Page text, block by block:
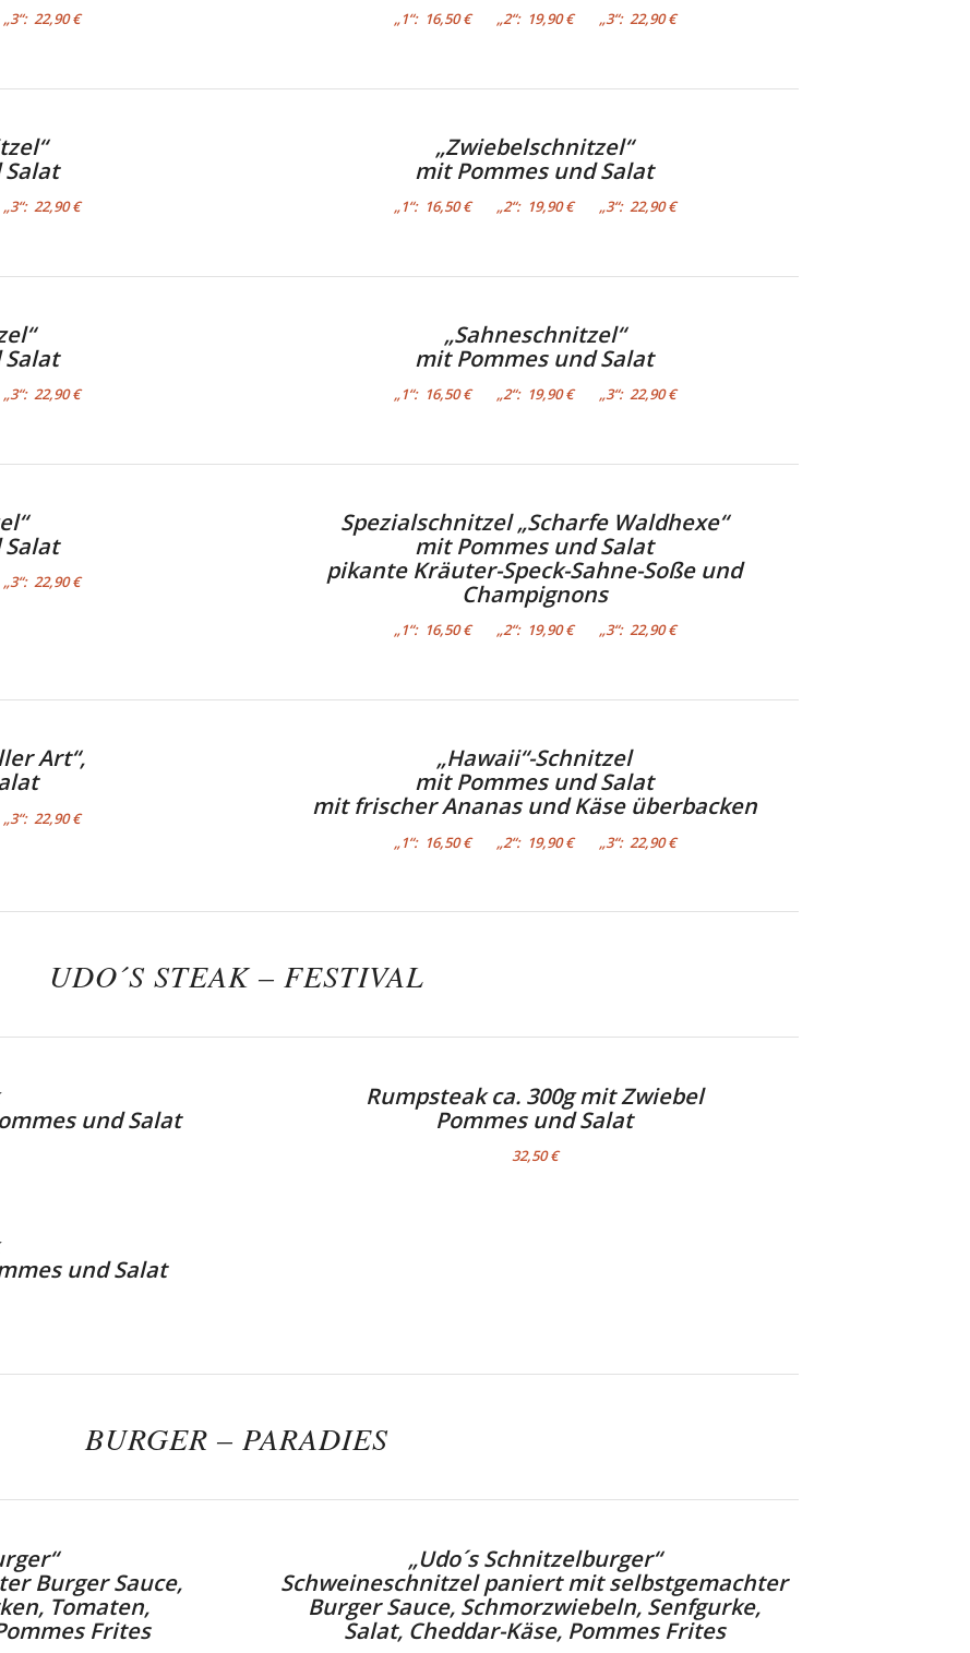
22,90 € „1“: 16,50 € „2“: 19,90 € „3“: 22,90 €
22,90 €
„Zwiebelschnitzel“
mit Pommes und Salat
„1“: 16,50 € „2“: 19,90 € „3“: 22,90 €
22,90 €
„Sahneschnitzel“
mit Pommes und Salat
„1“: 16,50 € „2“: 19,90 € „3“: 22,90 €
22,90 €
Spezialschnitzel „Scharfe Waldhexe“
mit Pommes und Salat
pikante Kräuter-Speck-Sahne-Soße und
Champignons
„1“: 16,50 € „2“: 19,90 € „3“: 22,90 €
Art“,
22,90 €
„Hawaii“-Schnitzel
mit Pommes und Salat
mit frischer Ananas und Käse überbacken
„1“: 16,50 € „2“: 19,90 € „3“: 22,90 €
UDO´S STEAK – FESTIVAL
und Salat
Rumpsteak ca. 300g mit Zwiebel
Pommes und Salat
32,50 €
und Salat
BURGER – PARADIES
Burger Sauce,
Tomaten,
Frites
„Udo´s Schnitzelburger“
Schweineschnitzel paniert mit selbstgemachter
Burger Sauce, Schmorzwiebeln, Senfgurke,
Salat, Cheddar-Käse, Pommes Frites